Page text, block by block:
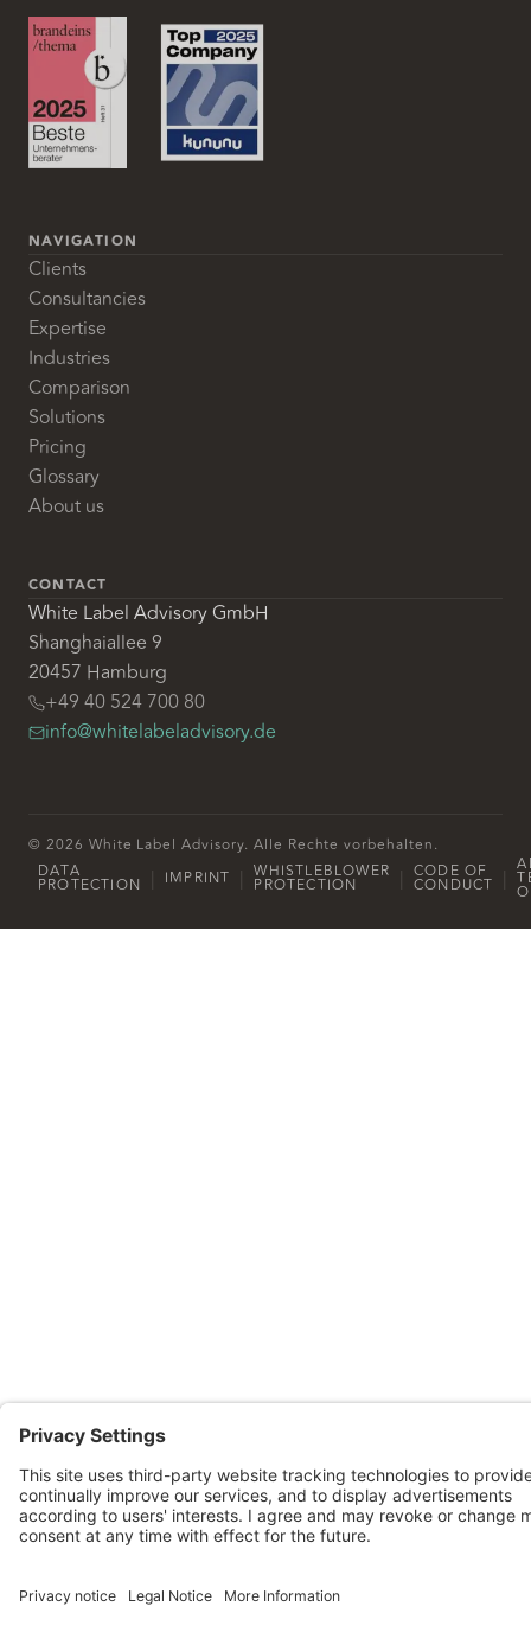
NAVIGATION
Clients
Consultancies
Expertise
Industries
Comparison
Solutions
Pricing
Glossary
About us
CONTACT
White Label Advisory GmbH
Shanghaiallee 9
20457 Hamburg
+49 40 524 700 80
info@whitelabeladvisory.de
© 2026 White Label Advisory. Alle Rechte vorbehalten.
DATA
PROTECTION IMPRINT WHISTLEBLOWER
PROTECTION
CODE OF
CONDUCT